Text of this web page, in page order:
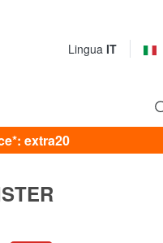
Lingua IT
extra20